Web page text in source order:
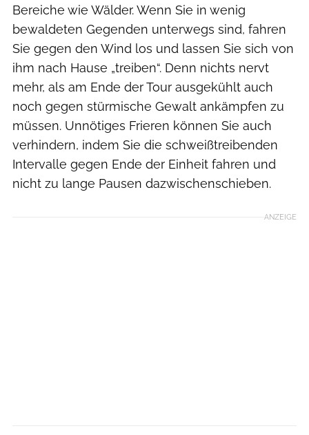
Bereiche wie Wälder. Wenn Sie in wenig
bewaldeten Gegenden unterwegs sind, fahren
Sie gegen den Wind los und lassen Sie sich von
ihm nach Hause „treiben“. Denn nichts nervt
mehr, als am Ende der Tour ausgekühlt auch
noch gegen stürmische Gewalt ankämpfen zu
müssen. Unnötiges Frieren können Sie auch
verhindern, indem Sie die schweißtreibenden
Intervalle gegen Ende der Einheit fahren und
nicht zu lange Pausen dazwischenschieben.
ANZEIGE